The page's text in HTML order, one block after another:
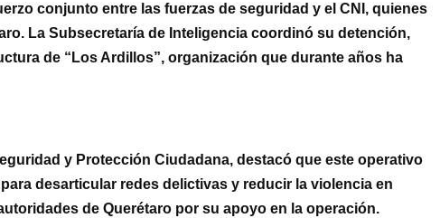
conjunto entre las fuerzas de seguridad y el CNI, quienes
La Subsecretaría de Inteligencia coordinó su detención,
de “Los Ardillos”, organización que durante años ha
y Protección Ciudadana, destacó que este operativo
desarticular redes delictivas y reducir la violencia en
de Querétaro por su apoyo en la operación.